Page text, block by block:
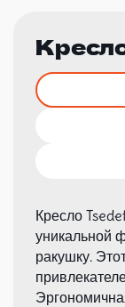
Кресло
уникальной
ракушку.